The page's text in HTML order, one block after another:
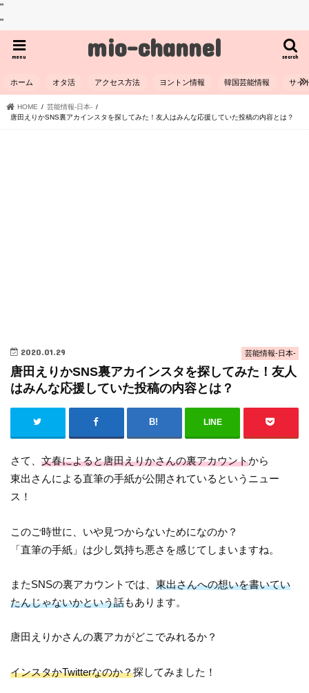
"
"
mio-channel search
menu
ホーム オタ活 アクセス方法 ヨントン情報 韓国芸能情報 サイ
HOME
芸能情報-日本-
唐田えりかSNS裏アカインスタを探してみた！友人はみんな応援していた投稿の内容とは？
芸能情報-日本-
2020.01.29
唐田えりかSNS裏アカインスタを探してみた！友人
はみんな応援していた投稿の内容とは？
LINE
さて、文春によると唐田えりかさんの裏アカウントから
東出さんによる直筆の手紙が公開されているというニュー
ス！
このご時世に、いや見つからないためになのか？
「直筆の手紙」は少し気持ち悪さを感じてしまいますね。
またSNSの裏アカウントでは、東出さんへの想いを書いてい
たんじゃないかという話もあります。
唐田えりかさんの裏アカがどこでみれるか？
インスタかTwitterなのか？探してみました！